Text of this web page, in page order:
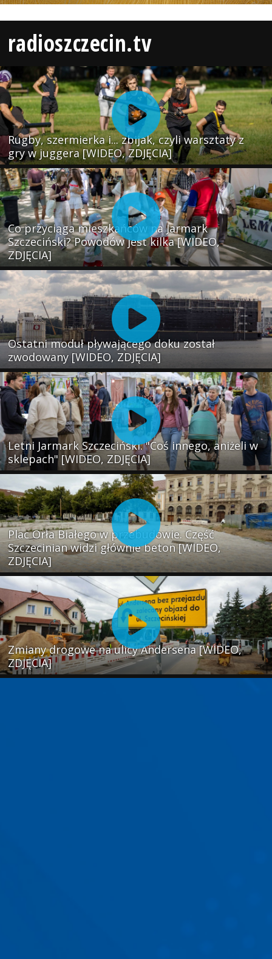
radioszczecin.tv
Rugby, szermierka i... zbijak, czyli warsztaty z
gry w juggera [WIDEO, ZDJĘCIA]
Co przyciąga mieszkańców na Jarmark
Szczeciński? Powodów jest kilka [WIDEO,
ZDJĘCIA]
Ostatni moduł pływającego doku został
zwodowany [WIDEO, ZDJĘCIA]
Letni Jarmark Szczeciński. "Coś innego, aniżeli w
sklepach" [WIDEO, ZDJĘCIA]
Plac Orła Białego w przebudowie. Część
Szczecinian widzi głównie beton [WIDEO,
ZDJĘCIA]
Zmiany drogowe na ulicy Andersena [WIDEO,
ZDJĘCIA]